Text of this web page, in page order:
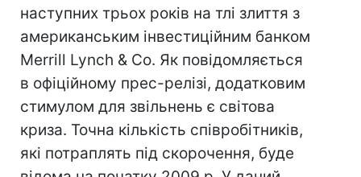
наступних трьох років на тлі злиття з
американським інвестиційним банком
Merrill Lynch & Co. Як повідомляється
в офіційному прес-релізі, додатковим
стимулом для звільнень є світова
криза. Точна кількість співробітників,
які потраплять під скорочення, буде